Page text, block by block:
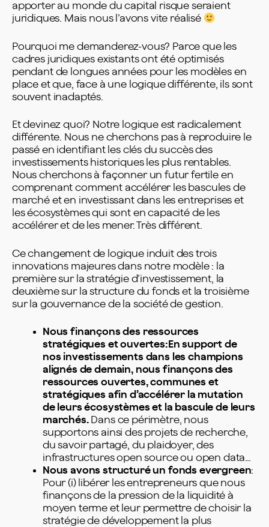
apporter au monde du capital risque seraient
juridiques. Mais nous l’avons vite réalisé
Pourquoi me demanderez-vous? Parce que les
cadres juridiques existants ont été optimisés
pendant de longues années pour les modèles en
place et que, face à une logique différente, ils sont
souvent inadaptés.
Et devinez quoi? Notre logique est radicalement
différente. Nous ne cherchons pas à reproduire le
passé en identifiant les clés du succès des
investissements historiques les plus rentables.
Nous cherchons à façonner un futur fertile en
comprenant comment accélérer les bascules de
marché et en investissant dans les entreprises et
les écosystèmes qui sont en capacité de les
accélérer et de les mener. Très différent.
Ce changement de logique induit des trois
innovations majeures dans notre modèle : la
première sur la stratégie d’investissement, la
deuxième sur la structure du fonds et la troisième
sur la gouvernance de la société de gestion.
Nous finançons des ressources
stratégiques et ouvertes:En support de
nos investissements dans les champions
alignés de demain, nous finançons des
ressources ouvertes, communes et
stratégiques afin d’accélérer la mutation
de leurs écosystèmes et la bascule de leurs
marchés.Dans ce périmètre, nous
supportons ainsi des projets de recherche,
du savoir partagé, du plaidoyer, des
infrastructures open source ou open data…
Nous avons structuré un fonds evergreen:
Pour (i) libérer les entrepreneurs que nous
finançons de la pression de la liquidité à
moyen terme et leur permettre de choisir la
stratégie de développement la plus